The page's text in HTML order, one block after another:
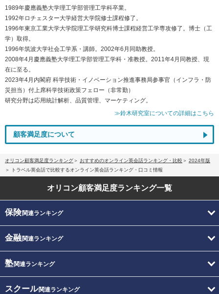
1989年慶應義塾大学理工学部管理工学科卒業。
1992年ロチェスター大学経営大学院修士課程修了。
1996年東京工業大学大学院理工学研究科博士課程経営工学専攻修了。博士（工
学）取得。
1996年筑波大学社会工学系・講師。2002年6月同助教授。
2008年4月慶應義塾大学理工学部管理工学科・准教授。2011年4月同教授、現
在に至る。
2023年4月内閣府 科学技術・イノベーション推進事務局参事官（インフラ・防
災担当）付上席科学技術政策フェロー（非常勤）
研究分野は応用統計解析、品質管理、マーケティング。
≫鈴木研究室についての詳細はこちら
顧客満足度について
オリコン顧客満足度ランキング おすすめのオンライン英会話ランキング・比較
2024年版
トラベル英会話で比較するオンライン英会話ランキング・口コミ情報
オリコン顧客満足度ランキング一覧
保険関連ランキング
金融関連ランキング
塾関連ランキング
スクール関連ランキング